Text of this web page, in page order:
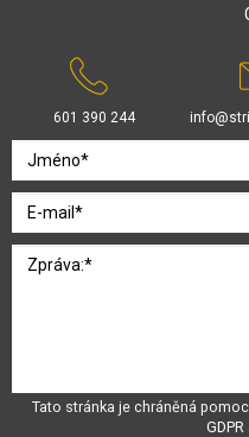
601 390 244
Tato stránka je chráněná
GDPR